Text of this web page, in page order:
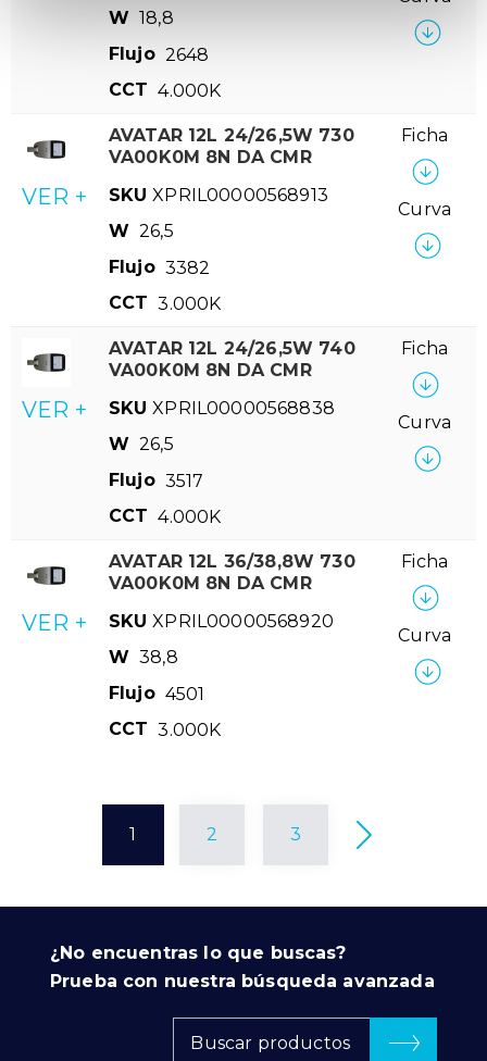
W 18,8
Flujo 2648
CCT 4.000K
VER +
AVATAR 12L 24/26,5W 730
VA00K0M 8N DA CMR
SKU XPRIL00000568913
W 26,5
Flujo 3382
CCT 3.000K
Ficha
Curva
VER +
AVATAR 12L 24/26,5W 740
VA00K0M 8N DA CMR
SKU XPRIL00000568838
W 26,5
Flujo 3517
CCT 4.000K
Ficha
Curva
VER +
AVATAR 12L 36/38,8W 730
VA00K0M 8N DA CMR
SKU XPRIL00000568920
W 38,8
Flujo 4501
CCT 3.000K
Ficha
Curva
1 2 3
¿No encuentras lo que buscas?
Prueba con nuestra búsqueda avanzada
Buscar productos